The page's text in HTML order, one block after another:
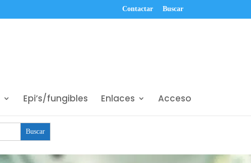
Contactar Buscar
Epi’s/fungibles Enlaces Acceso